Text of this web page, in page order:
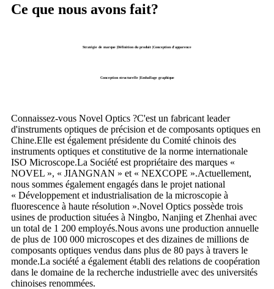
Ce que nous avons fait?
Stratégie de marque |Définition du produit |Conception d'apparence
Conception structurelle |Emballage graphique
Connaissez-vous Novel Optics ?C'est un fabricant leader
d'instruments optiques de précision et de composants optiques en
Chine.Elle est également présidente du Comité chinois des
instruments optiques et constitutive de la norme internationale
ISO Microscope.La Société est propriétaire des marques «
NOVEL », « JIANGNAN » et « NEXCOPE ».Actuellement,
nous sommes également engagés dans le projet national
« Développement et industrialisation de la microscopie à
fluorescence à haute résolution ».Novel Optics possède trois
usines de production situées à Ningbo, Nanjing et Zhenhai avec
un total de 1 200 employés.Nous avons une production annuelle
de plus de 100 000 microscopes et des dizaines de millions de
composants optiques vendus dans plus de 80 pays à travers le
monde.La société a également établi des relations de coopération
dans le domaine de la recherche industrielle avec des universités
chinoises renommées.